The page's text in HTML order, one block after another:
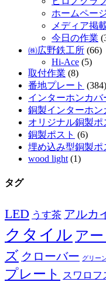
ホームペー
メディア掲
今日の作業
㈱広野鉄工所 (66)
Hi-Ace (5)
取付作業 (8)
番地プレート (384)
インターホンカバ
銅製インターホン
オリジナル銅製ポ
銅製ポスト (6)
埋め込み型銅製ポ
wood light (1)
タグ
LED うす茶 アルカ
クタイル ア
ズ クローバー グリー
プレート スワロフ